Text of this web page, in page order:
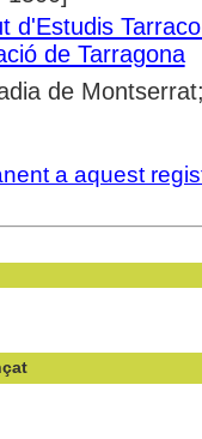
d'Estudis
de Tarragona
de
a aquest